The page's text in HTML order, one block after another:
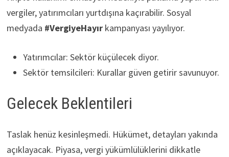
vergiler, yatırımcıları yurtdışına kaçırabilir. Sosyal
medyada #VergiyeHayırkampanyası yayılıyor.
Yatırımcılar: Sektör küçülecek diyor.
Sektör temsilcileri: Kurallar güven getirir savunuyor.
Gelecek Beklentileri
Taslak henüz kesinleşmedi. Hükümet, detayları yakında
açıklayacak. Piyasa, vergi yükümlülüklerini dikkatle